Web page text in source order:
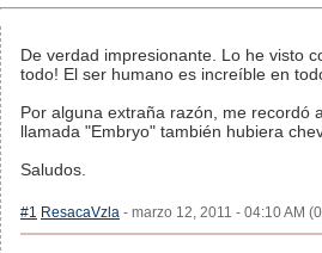
De verdad impresionante. Lo he visto
todo! El ser humano es increíble en
Por alguna extraña razón, me recordó
llamada "Embryo" también hubiera
Saludos.
#1 ResacaVzla - marzo 12, 2011 - 04:10 AM